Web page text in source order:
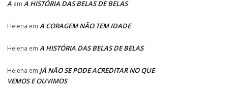
A em A HISTÓRIA DAS BELAS DE BELAS
Helena em A CORAGEM NÃO TEM IDADE
Helena em A HISTÓRIA DAS BELAS DE BELAS
Helena em JÁ NÃO SE PODE ACREDITAR NO QUE
VEMOS E OUVIMOS